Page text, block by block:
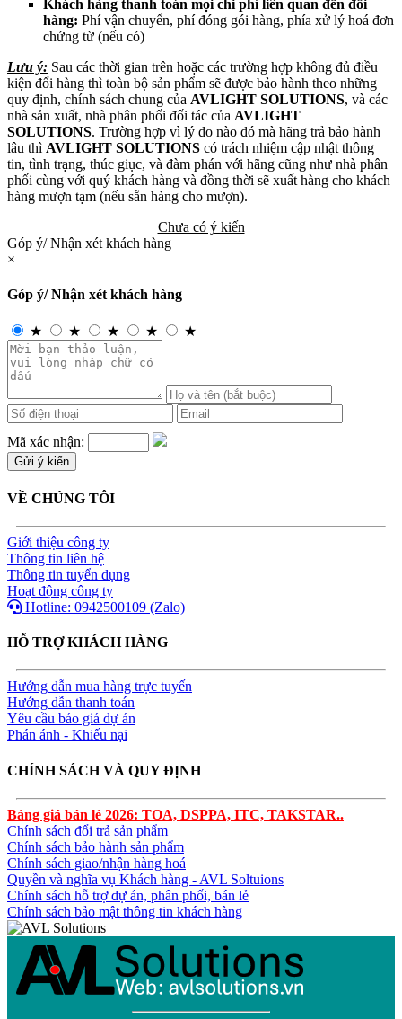
Khách hàng thanh toán mọi chi phí liên quan đến đổi
hàng: Phí vận chuyển, phí đóng gói hàng, phía xử lý hoá đơn
chứng từ (nếu có)
Lưu ý: Sau các thời gian trên hoặc các trường hợp không đủ điều
kiện đổi hàng thì toàn bộ sản phẩm sẽ được bảo hành theo những
quy định, chính sách chung của AVLIGHT SOLUTIONS, và các
nhà sản xuất, nhà phân phối đối tác của AVLIGHT
SOLUTIONS. Trường hợp vì lý do nào đó mà hãng trả bảo hành
lâu thì AVLIGHT SOLUTIONS có trách nhiệm cập nhật thông
tin, tình trạng, thúc giục, và đàm phán với hãng cũng như nhà phân
phối cùng với quý khách hàng và đồng thời sẽ xuất hàng cho khách
hàng mượn tạm (nếu sẵn hàng cho mượn).
Chưa có ý kiến
Góp ý/ Nhận xét khách hàng
×
Góp ý/ Nhận xét khách hàng
★ ★ ★ ★ ★
Mã xác nhận:
VỀ CHÚNG TÔI
Giới thiệu công ty
Thông tin liên hệ
Thông tin tuyển dụng
Hoạt động công ty
Hotline: 0942500109 (Zalo)
HỖ TRỢ KHÁCH HÀNG
Hướng dẫn mua hàng trực tuyến
Hướng dẫn thanh toán
Yêu cầu báo giá dự án
Phán ánh - Khiếu nại
CHÍNH SÁCH VÀ QUY ĐỊNH
Bảng giá bán lẻ 2026: TOA, DSPPA, ITC, TAKSTAR..
Chính sách đổi trả sản phẩm
Chính sách bảo hành sản phẩm
Chính sách giao/nhận hàng hoá
Quyền và nghĩa vụ Khách hàng - AVL Soltuions
Chính sách hỗ trợ dự án, phân phối, bán lẻ
Chính sách bảo mật thông tin khách hàng